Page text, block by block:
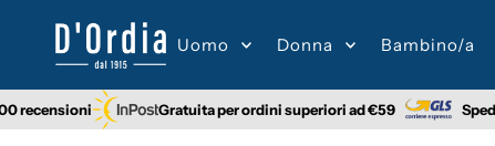
Skip to content
Uomo
Donna Bambino/a
Gratuita per ordini superiori ad €59 Spedizione